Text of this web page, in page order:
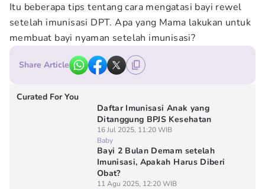
Itu beberapa tips tentang cara mengatasi bayi rewel
setelah imunisasi DPT. Apa yang Mama lakukan untuk
membuat bayi nyaman setelah imunisasi?
Share Article
Curated For You
Daftar Imunisasi Anak yang
Ditanggung BPJS Kesehatan
16 Jul 2025, 11:20 WIB
Baby
Bayi 2 Bulan Demam setelah
Imunisasi, Apakah Harus Diberi
Obat?
11 Agu 2025, 12:20 WIB